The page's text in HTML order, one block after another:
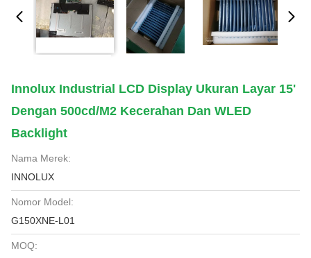
Innolux Industrial LCD Display Ukuran Layar 15'
Dengan 500cd/m2 Kecerahan Dan WLED
Backlight
Nama Merek:
INNOLUX
Nomor Model:
G150XNE-L01
MOQ: